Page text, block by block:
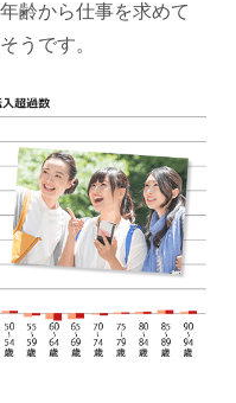
齢から仕事を求めて
うです。